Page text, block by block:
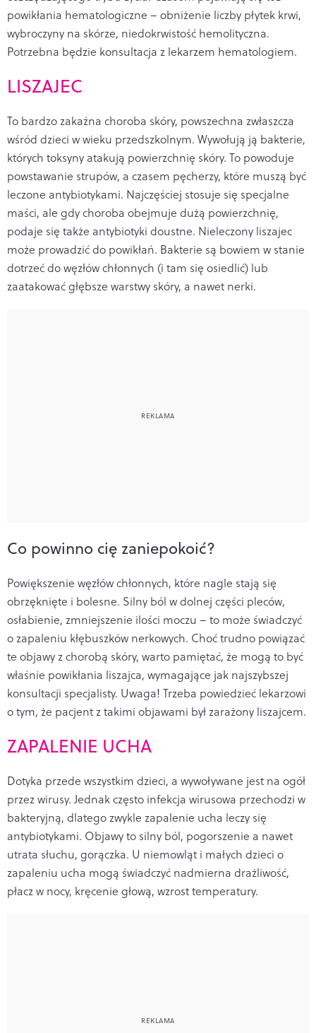
powikłania hematologiczne – obniżenie liczby płytek krwi,
wybroczyny na skórze, niedokrwistość hemolityczna.
Potrzebna będzie konsultacja z lekarzem hematologiem.
LISZAJEC
To bardzo zakaźna choroba skóry, powszechna zwłaszcza
wśród dzieci w wieku przedszkolnym. Wywołują ją bakterie,
których toksyny atakują powierzchnię skóry. To powoduje
powstawanie strupów, a czasem pęcherzy, które muszą być
leczone antybiotykami. Najczęściej stosuje się specjalne
maści, ale gdy choroba obejmuje dużą powierzchnię,
podaje się także antybiotyki doustne. Nieleczony liszajec
może prowadzić do powikłań. Bakterie są bowiem w stanie
dotrzeć do węzłów chłonnych (i tam się osiedlić) lub
zaatakować głębsze warstwy skóry, a nawet nerki.
Co powinno cię zaniepokoić?
Powiększenie węzłów chłonnych, które nagle stają się
obrzęknięte i bolesne. Silny ból w dolnej części pleców,
osłabienie, zmniejszenie ilości moczu – to może świadczyć
o zapaleniu kłębuszków nerkowych. Choć trudno powiązać
te objawy z chorobą skóry, warto pamiętać, że mogą to być
właśnie powikłania liszajca, wymagające jak najszybszej
konsultacji specjalisty. Uwaga! Trzeba powiedzieć lekarzowi
o tym, że pacjent z takimi objawami był zarażony liszajcem.
ZAPALENIE UCHA
Dotyka przede wszystkim dzieci, a wywoływane jest na ogół
przez wirusy. Jednak często infekcja wirusowa przechodzi w
bakteryjną, dlatego zwykle zapalenie ucha leczy się
antybiotykami. Objawy to silny ból, pogorszenie a nawet
utrata słuchu, gorączka. U niemowląt i małych dzieci o
zapaleniu ucha mogą świadczyć nadmierna drażliwość,
płacz w nocy, kręcenie głową, wzrost temperatury.